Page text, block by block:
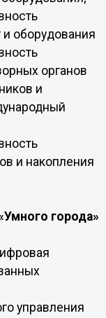
оборудования
органов
и
и накопления
города»
управления